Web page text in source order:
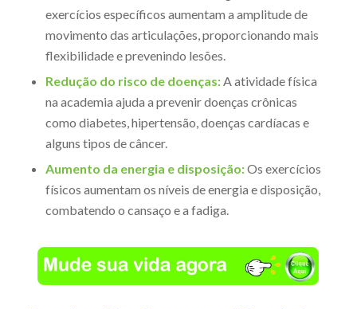
exercícios específicos aumentam a amplitude de
movimento das articulações, proporcionando mais
flexibilidade e prevenindo lesões.
Redução do risco de doenças:A atividade física
na academia ajuda a prevenir doenças crônicas
como diabetes, hipertensão, doenças cardíacas e
alguns tipos de câncer.
Aumento da energia e disposição:Os exercícios
físicos aumentam os níveis de energia e disposição,
combatendo o cansaço e a fadiga.